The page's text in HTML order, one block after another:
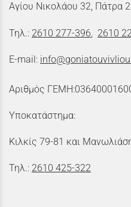
Αγίου Νικολάου 32, Πάτρα
Τηλ.: 2610 277-396 2610
E-mail:
Αριθμός
Υποκατάστημα:
Κιλκίς 79-81 και
Τηλ.: 2610 425-322